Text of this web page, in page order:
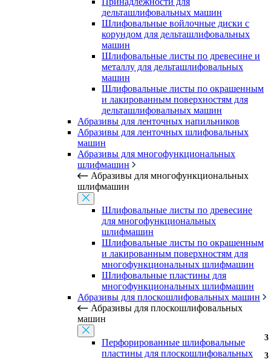
дельташлифовальных машин
Шлифовальные войлочные диски с
корундом для дельташлифовальных
машин
Шлифовальные листы по древесине и
металлу для дельташлифовальных
машин
Шлифовальные листы по окрашенным
и лакированным поверхностям для
дельташлифовальных машин
Абразивы для ленточных напильников
Абразивы для ленточных шлифовальных
машин
Абразивы для многофункциональных
шлифмашин
Абразивы для многофункциональных
шлифмашин
Шлифовальные листы по древесине
для многофункциональных
шлифмашин
Шлифовальные листы по окрашенным
и лакированным поверхностям для
многофункциональных шлифмашин
Шлифовальные пластины для
многофункциональных шлифмашин
Абразивы для плоскошлифовальных машин
Абразивы для плоскошлифовальных
машин
Перфорированные шлифовальные
пластины для плоскошлифовальных
3
3